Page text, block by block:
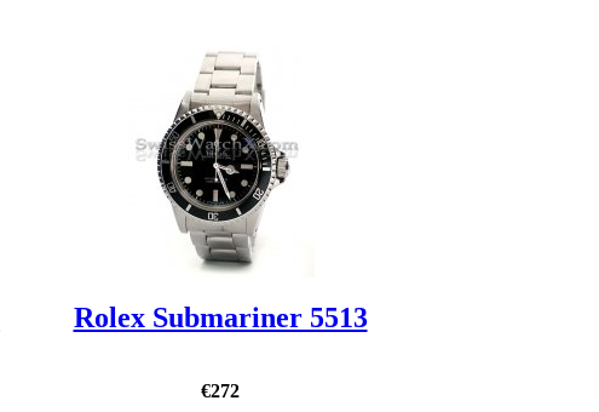
Rolex Submariner 5513
€272